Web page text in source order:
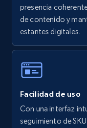
5.6K+
specific keywords
Specifications,
more.
presencia
de contenido y
estantes digitales.
Facilidad de uso
Con una interfaz
seguimiento de